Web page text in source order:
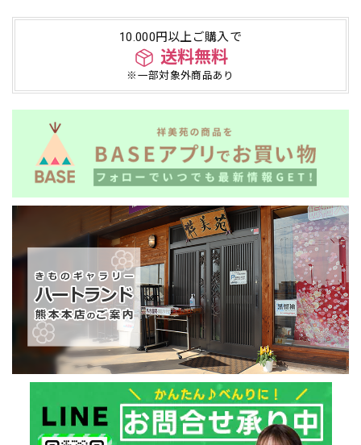
10.000円以上ご購入で
送料無料
※一部対象外商品あり